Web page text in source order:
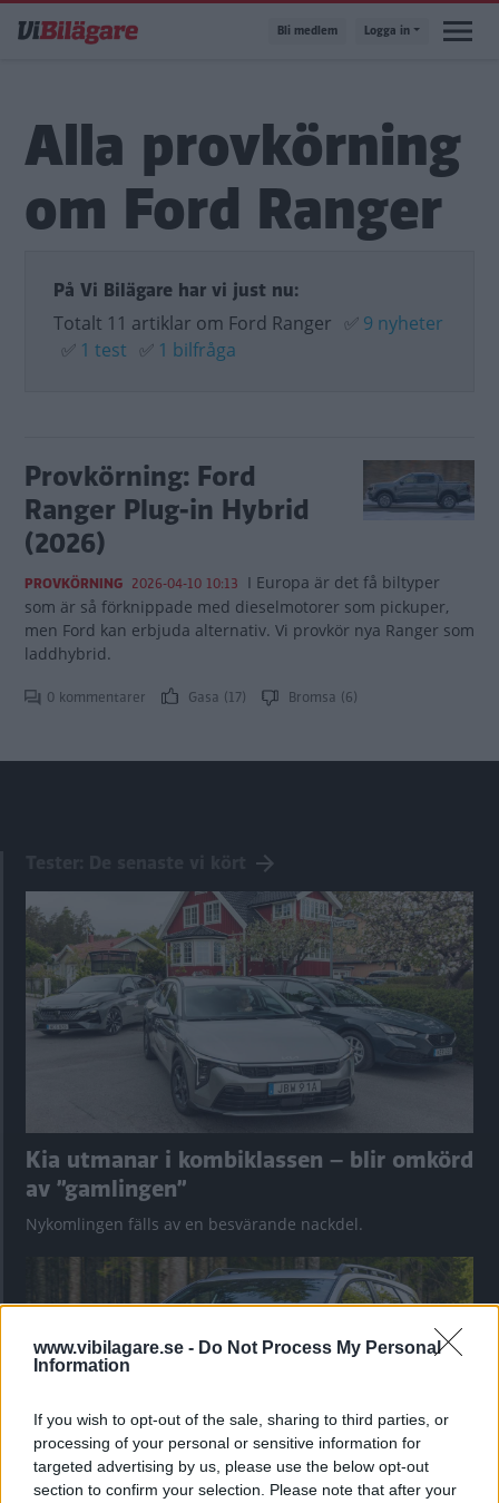
www.vibilagare.se - Do Not Process My Personal
Information
If you wish to opt-out of the sale, sharing to third parties, or
processing of your personal or sensitive information for
targeted advertising by us, please use the below opt-out
section to confirm your selection. Please note that after your
till
Bli medlem Logga in
Alla provkörning
om Ford Ranger
På Vi Bilägare har vi just nu:
Totalt 11 artiklar om Ford Ranger ✅ 9 nyheter
✅ 1 test ✅ 1 bilfråga
Provkörning: Ford
Ranger Plug-in Hybrid
(2026)
PROVKÖRNING 2026-04-10 10:13 I Europa är det få biltyper
som är så förknippade med dieselmotorer som pickuper,
men Ford kan erbjuda alternativ. Vi provkör nya Ranger som
laddhybrid.
0 kommentarer Gasa (17) Bromsa (6)
Kia utmanar i kombiklassen – blir omkörd
av ”gamlingen”
Nykomlingen fälls av en besvärande nackdel.